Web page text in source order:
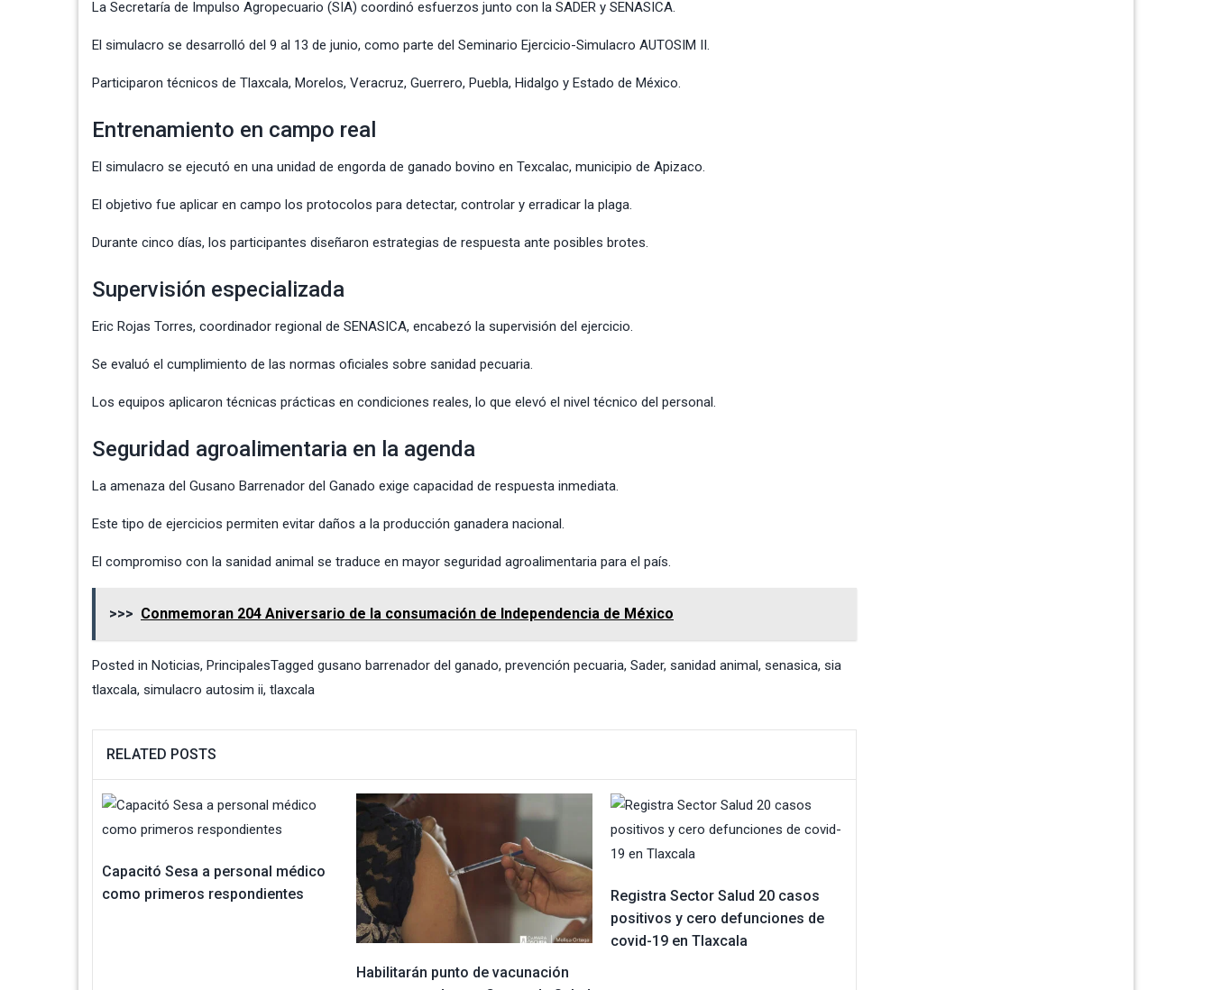
La Secretaría de Impulso Agropecuario (SIA) coordinó esfuerzos junto con la SADER y SENASICA.
El simulacro se desarrolló del 9 al 13 de junio, como parte del Seminario Ejercicio-Simulacro AUTOSIM II.
Participaron técnicos de Tlaxcala, Morelos, Veracruz, Guerrero, Puebla, Hidalgo y Estado de México.
Entrenamiento en campo real
El simulacro se ejecutó en una unidad de engorda de ganado bovino en Texcalac, municipio de Apizaco.
El objetivo fue aplicar en campo los protocolos para detectar, controlar y erradicar la plaga.
Durante cinco días, los participantes diseñaron estrategias de respuesta ante posibles brotes.
Supervisión especializada
Eric Rojas Torres, coordinador regional de SENASICA, encabezó la supervisión del ejercicio.
Se evaluó el cumplimiento de las normas oficiales sobre sanidad pecuaria.
Los equipos aplicaron técnicas prácticas en condiciones reales, lo que elevó el nivel técnico del personal.
Seguridad agroalimentaria en la agenda
La amenaza del Gusano Barrenador del Ganado exige capacidad de respuesta inmediata.
Este tipo de ejercicios permiten evitar daños a la producción ganadera nacional.
El compromiso con la sanidad animal se traduce en mayor seguridad agroalimentaria para el país.
>>> Conmemoran 204 Aniversario de la consumación de Independencia de México
Posted in Noticias, PrincipalesTagged gusano barrenador del ganado, prevención pecuaria, Sader, sanidad animal, senasica, sia
tlaxcala, simulacro autosim ii, tlaxcala
RELATED POSTS
Capacitó Sesa a personal médico
como primeros respondientes
Habilitarán punto de vacunación
Registra Sector Salud 20 casos
positivos y cero defunciones de
covid-19 en Tlaxcala